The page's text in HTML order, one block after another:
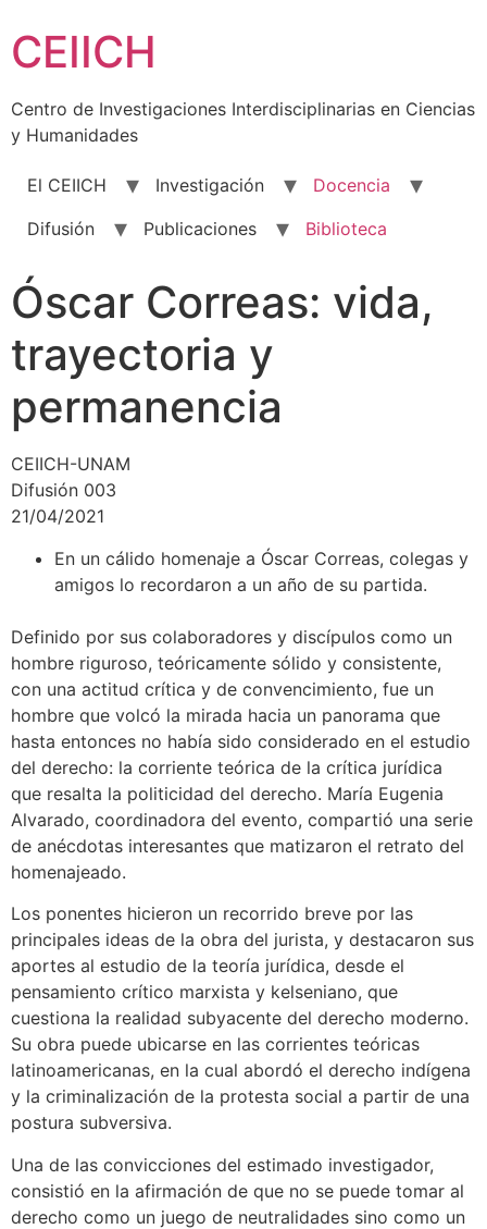
to
content
CEIICH
Centro de Investigaciones Interdisciplinarias en Ciencias
y Humanidades
El CEIICH Investigación
Docencia
Difusión
Publicaciones Biblioteca
Óscar Correas: vida,
trayectoria y
permanencia
CEIICH-UNAM
Difusión 003
21/04/2021
En un cálido homenaje a Óscar Correas, colegas y
amigos lo recordaron a un año de su partida.
Definido por sus colaboradores y discípulos como un
hombre riguroso, teóricamente sólido y consistente,
con una actitud crítica y de convencimiento, fue un
hombre que volcó la mirada hacia un panorama que
hasta entonces no había sido considerado en el estudio
del derecho: la corriente teórica de la crítica jurídica
que resalta la politicidad del derecho. María Eugenia
Alvarado, coordinadora del evento, compartió una serie
de anécdotas interesantes que matizaron el retrato del
homenajeado.
Los ponentes hicieron un recorrido breve por las
principales ideas de la obra del jurista, y destacaron sus
aportes al estudio de la teoría jurídica, desde el
pensamiento crítico marxista y kelseniano, que
cuestiona la realidad subyacente del derecho moderno.
Su obra puede ubicarse en las corrientes teóricas
latinoamericanas, en la cual abordó el derecho indígena
y la criminalización de la protesta social a partir de una
postura subversiva.
Una de las convicciones del estimado investigador,
consistió en la afirmación de que no se puede tomar al
derecho como un juego de neutralidades sino como un